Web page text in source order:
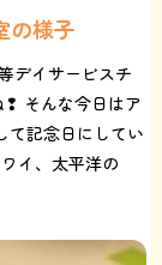
の様子
デイサービスチ
❢ そんな今日はア
て記念日にしてい
イ、太平洋の